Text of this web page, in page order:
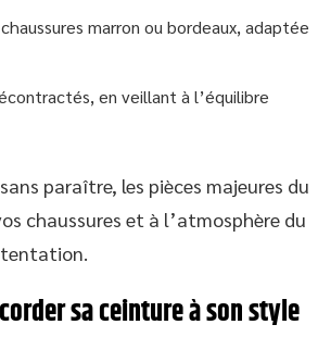
marron ou bordeaux, adaptée
en veillant à l’équilibre
paraître, les pièces majeures du
chaussures et à l’atmosphère du
sa ceinture à son style